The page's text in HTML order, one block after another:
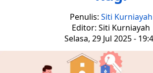
Penulis: Siti Kurniayah
Editor: Siti Kurniayah
Selasa, 29 Jul 2025 -